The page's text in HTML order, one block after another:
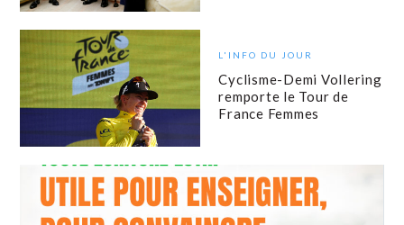
L'INFO DU JOUR
Cyclisme-Demi Vollering
remporte le Tour de
France Femmes